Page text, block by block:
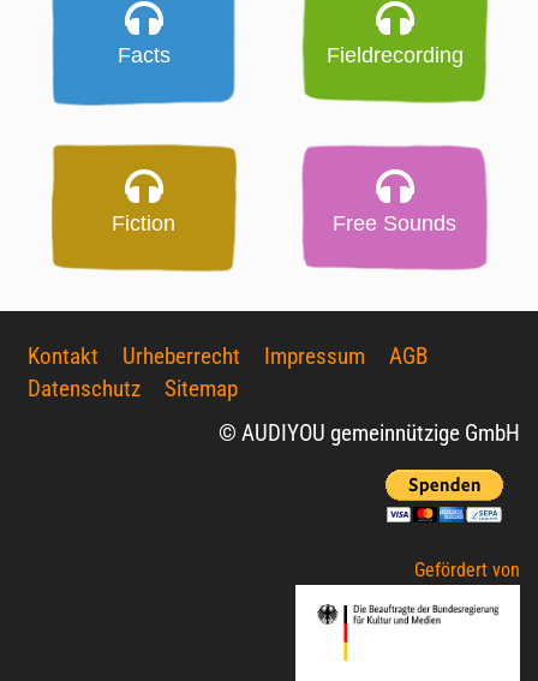
Facts Fieldrecording
Fiction Free Sounds
Kontakt Urheberrecht Impressum
AGB
Datenschutz
Sitemap
© AUDIYOU gemeinnützige GmbH
Gefördert von